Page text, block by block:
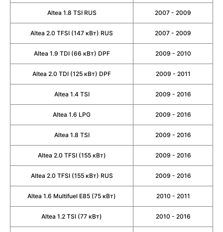
Altea 1.8 TSI RUS 2007 - 2009
Altea 2.0 TFSI (147 кВт) RUS 2007 - 2009
Altea 1.9 TDI (66 кВт) DPF 2009 - 2010
Altea 2.0 TDI (125 кВт) DPF 2009 - 2011
Altea 1.4 TSI 2009 - 2016
Altea 1.6 LPG 2009 - 2016
Altea 1.8 TSI 2009 - 2016
Altea 2.0 TFSI (155 кВт) 2009 - 2016
Altea 2.0 TFSI (155 кВт) RUS 2009 - 2016
Altea 1.6 Multifuel E85 (75 кВт) 2010 - 2011
Altea 1.2 TSI (77 кВт) 2010 - 2016